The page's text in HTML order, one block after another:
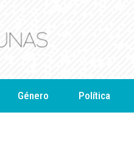
Género Política